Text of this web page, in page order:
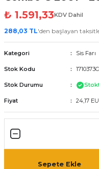
₺ 1.591,33KDV Dahil
288,03 TL'den başlayan
Kategori Sis Farı
Stok Kodu
Stok Durumu
Fiyat 24,17
Sepete Ekle